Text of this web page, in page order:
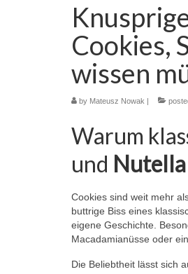
Cookies,
wissen
by Mateusz Nowak |
Warum
und
Cookies sind weit mehr
buttrige Biss eines
eigene Geschichte.
Macadamianüsse oder
Die Beliebtheit lässt sich